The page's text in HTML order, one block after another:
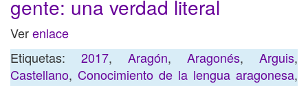
gente: una verdad literal
Verenlace
Etiquetas: 2017, Aragón, Aragonés, Arguis,
Castellano, Conocimiento de la lengua aragonesa,